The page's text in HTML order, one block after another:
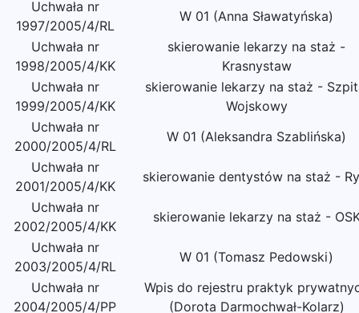
Uchwała nr
1997/2005/4/RL
W 01 (Anna Sławatyńska)
Uchwała nr
1998/2005/4/KK
skierowanie lekarzy na staż -
Krasnystaw
Uchwała nr
1999/2005/4/KK
skierowanie lekarzy na staż -
Wojskowy
Uchwała nr
2000/2005/4/RL
W 01 (Aleksandra Szablińska)
Uchwała nr
2001/2005/4/KK
skierowanie dentystów na staż -
Uchwała nr
2002/2005/4/KK
skierowanie lekarzy na staż -
Uchwała nr
2003/2005/4/RL
W 01 (Tomasz Pedowski)
Uchwała nr
2004/2005/4/PP
Wpis do rejestru praktyk
(Dorota Darmochwał-Kolarz)